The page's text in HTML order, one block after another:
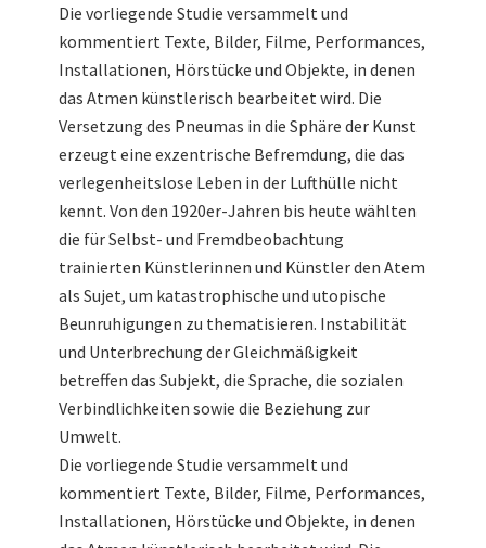
Die vorliegende Studie versammelt und
kommentiert Texte, Bilder, Filme, Performances,
Installationen, Hörstücke und Objekte, in denen
das Atmen künstlerisch bearbeitet wird. Die
Versetzung des Pneumas in die Sphäre der Kunst
erzeugt eine exzentrische Befremdung, die das
verlegenheitslose Leben in der Lufthülle nicht
kennt. Von den 1920er-Jahren bis heute wählten
die für Selbst- und Fremdbeobachtung
trainierten Künstlerinnen und Künstler den Atem
als Sujet, um katastrophische und utopische
Beunruhigungen zu thematisieren. Instabilität
und Unterbrechung der Gleichmäßigkeit
betreffen das Subjekt, die Sprache, die sozialen
Verbindlichkeiten sowie die Beziehung zur
Umwelt.
Die vorliegende Studie versammelt und
kommentiert Texte, Bilder, Filme, Performances,
Installationen, Hörstücke und Objekte, in denen